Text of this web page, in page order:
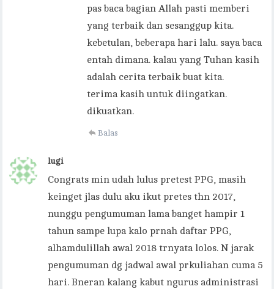
pas baca bagian Allah pasti memberi
yang terbaik dan sesanggup kita.
kebetulan, beberapa hari lalu. saya baca
entah dimana. kalau yang Tuhan kasih
adalah cerita terbaik buat kita.
terima kasih untuk diingatkan.
dikuatkan.
Balas
lugi
Congrats min udah lulus pretest PPG, masih
keinget jlas dulu aku ikut pretes thn 2017,
nunggu pengumuman lama banget hampir 1
tahun sampe lupa kalo prnah daftar PPG,
alhamdulillah awal 2018 trnyata lolos. N jarak
pengumuman dg jadwal awal prkuliahan cuma 5
hari. Bneran kalang kabut ngurus administrasi